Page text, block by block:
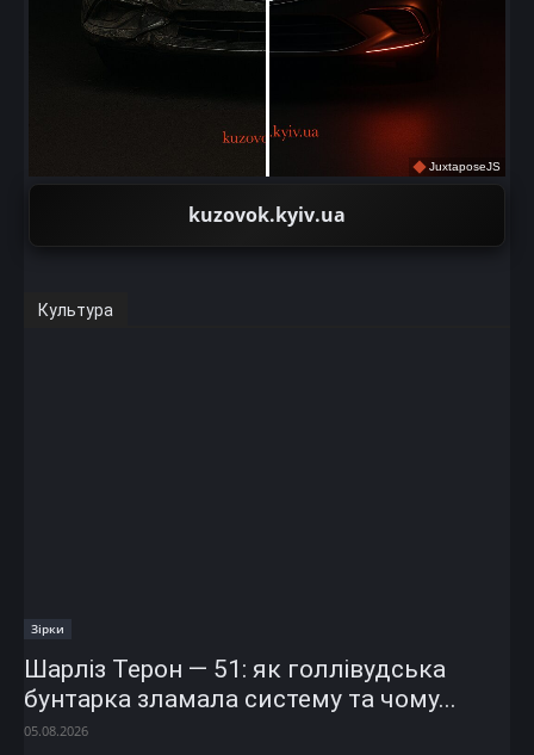
JuxtaposeJS
kuzovok.kyiv.ua
Культура
Зірки
Шарліз Терон — 51: як голлівудська
бунтарка зламала систему та чому...
05.08.2026